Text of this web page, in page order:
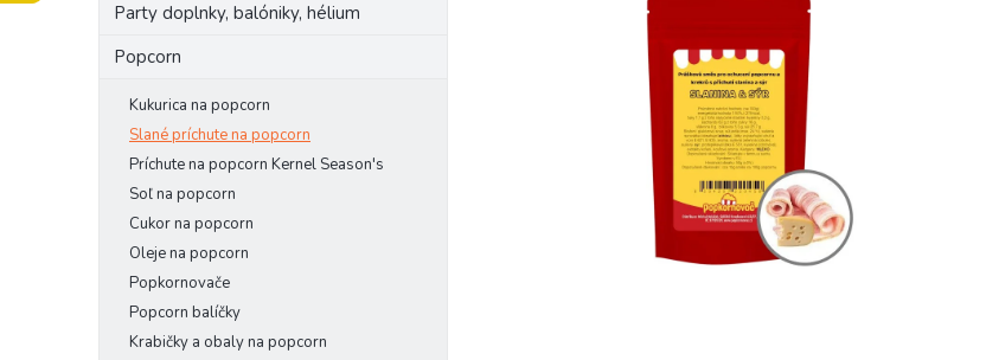
Party doplnky, balóniky, hélium
Popcorn
Kukurica na popcorn
Slané príchute na popcorn
Príchute na popcorn Kernel Season's
Soľ na popcorn
Cukor na popcorn
Oleje na popcorn
Popkornovače
Popcorn balíčky
Krabičky a obaly na popcorn